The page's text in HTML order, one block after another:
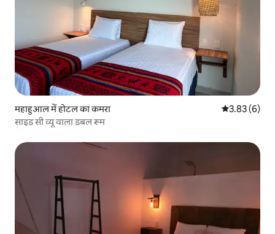
महाहुआल में होटल का कमरा औसत रेटिंग 5
3.83 (6)
साइड सी व्यू वाला डबल रूम